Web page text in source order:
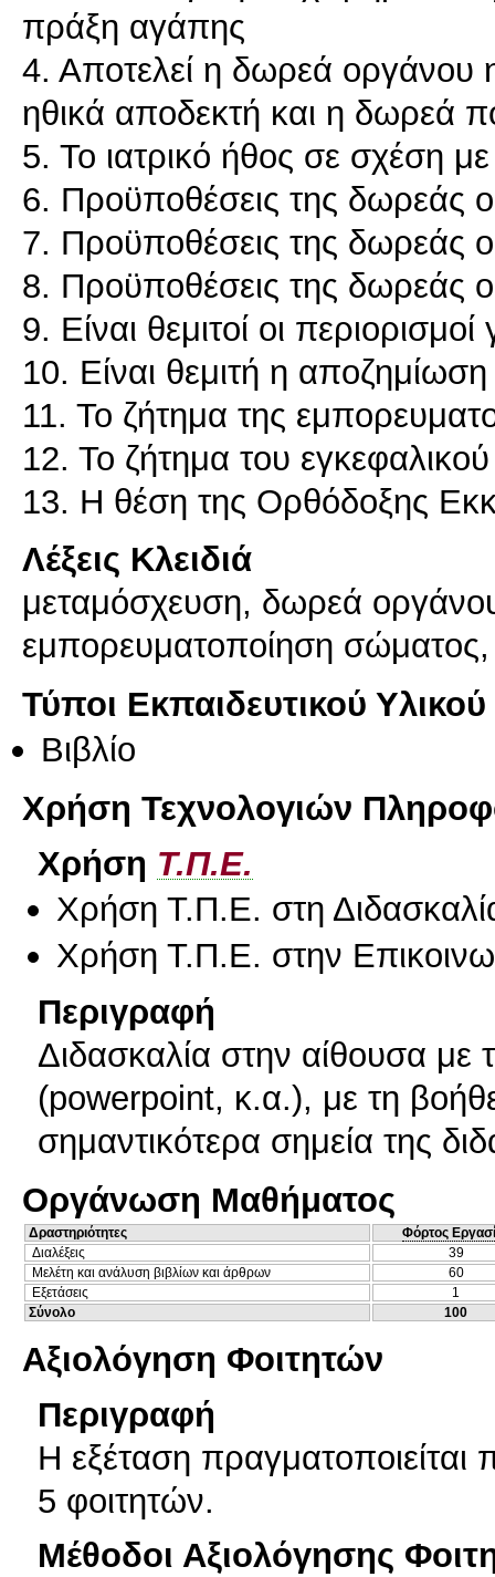
πράξη αγάπης
4. Αποτελεί η δωρεά οργάνου
ηθικά αποδεκτή και η δωρεά
5. Το ιατρικό ήθος σε σχέση
6. Προϋποθέσεις της δωρεάς
7. Προϋποθέσεις της δωρεάς
8. Προϋποθέσεις της δωρεάς
9. Είναι θεμιτοί οι
10. Είναι θεμιτή η
11. Το ζήτημα της
12. Το ζήτημα του
13. Η θέση της Ορθόδοξης
Λέξεις Κλειδιά
μεταμόσχευση, δωρεά
εμπορευματοποίηση σώματος,
Τύποι Εκπαιδευτικού Υλικού
Βιβλίο
Χρήση Τεχνολογιών
Χρήση Τ.Π.Ε.
Χρήση Τ.Π.Ε. στη
Χρήση Τ.Π.Ε. στην
Περιγραφή
Διδασκαλία στην αίθουσα
(powerpoint, κ.α.), με τη
σημαντικότερα σημεία της
Οργάνωση Μαθήματος
Δραστηριότητες
Φόρτος
Διαλέξεις
39
Μελέτη και ανάλυση βιβλίων και άρθρων
60
Εξετάσεις
1
Σύνολο
100
Αξιολόγηση Φοιτητών
Περιγραφή
Η εξέταση
5 φοιτητών.
Μέθοδοι Αξιολόγησης